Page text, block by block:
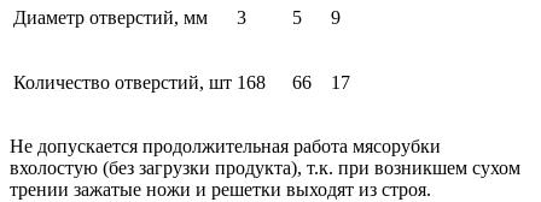
Диаметр отверстий, мм 3 5 9
Количество отверстий, шт 168 66 17
Не допускается продолжительная работа мясорубки
вхолостую (без загрузки продукта), т.к. при возникшем сухом
трении зажатые ножи и решетки выходят из строя.